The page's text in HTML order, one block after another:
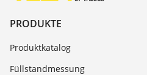
PRODUKTE
Produktkatalog
Füllstandmessung